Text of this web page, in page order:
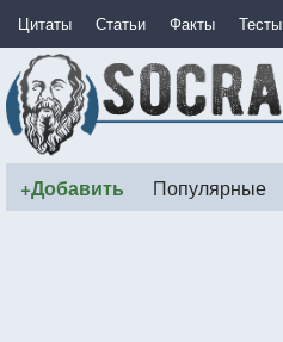
Цитаты Статьи Факты Тесты
+Добавить Популярные